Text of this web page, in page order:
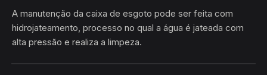
A manutenção da caixa de esgoto pode ser feita com
hidrojateamento, processo no qual a água é jateada com
alta pressão e realiza a limpeza.
HIDROJATEAMENTO
FERREIRA GOMES · FERREIRA